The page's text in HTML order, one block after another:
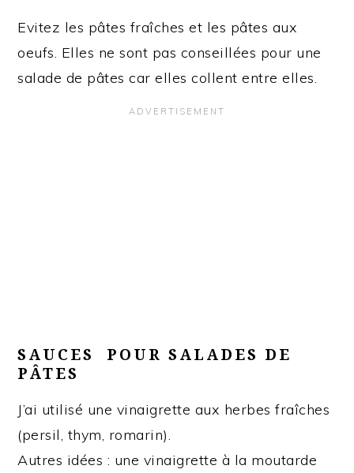
Evitez les pâtes fraîches et les pâtes aux
oeufs. Elles ne sont pas conseillées pour une
salade de pâtes car elles collent entre elles.
SAUCES POUR SALADES DE
PÂTES
J’ai utilisé une vinaigrette aux herbes fraîches
(persil, thym, romarin).
Autres idées : une vinaigrette à la moutarde